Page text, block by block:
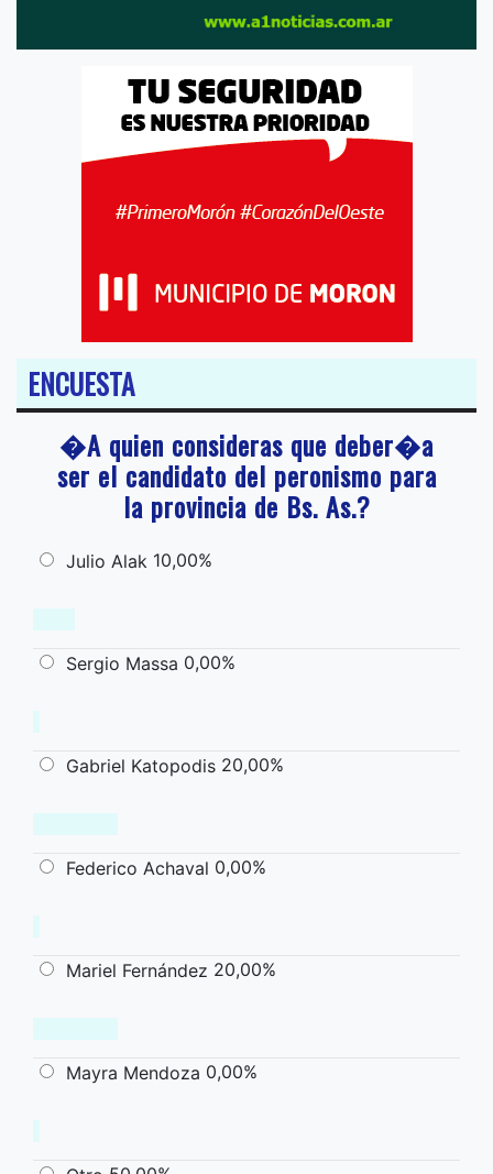
ENCUESTA
�A quien consideras que deber�a
ser el candidato del peronismo para
la provincia de Bs. As.?
Julio Alak 10,00%
Sergio Massa 0,00%
Gabriel Katopodis 20,00%
Federico Achaval 0,00%
Mariel Fernández 20,00%
Mayra Mendoza 0,00%